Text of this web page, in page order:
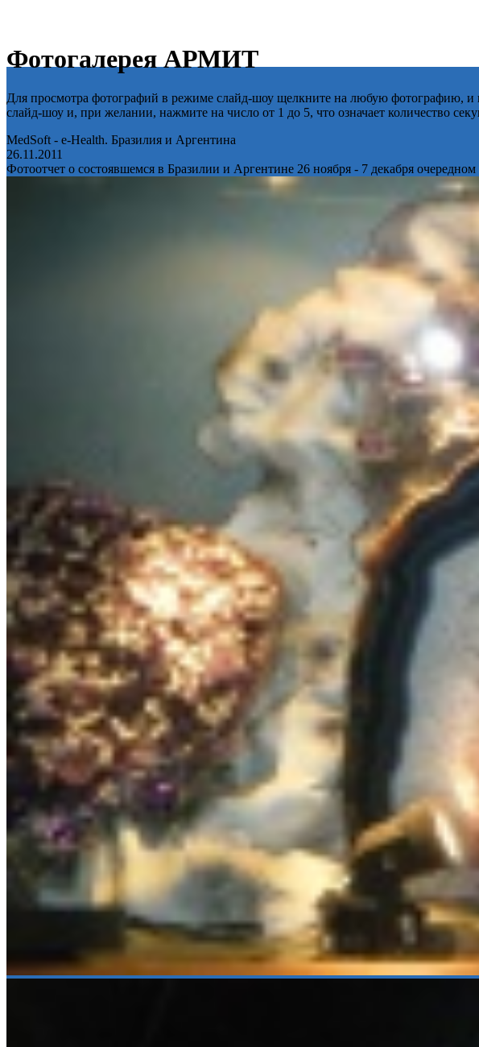
Фотогалерея АРМИТ
Для просмотра фотографий в режиме слайд-шоу щелкните на любую фотографию, и
слайд-шоу и, при желании, нажмите на число от 1 до 5, что означает количество
MedSoft - e-Health. Бразилия и Аргентина
26.11.2011
Фотоотчет о состоявшемся в Бразилии и Аргентине 26 ноября - 7 декабря